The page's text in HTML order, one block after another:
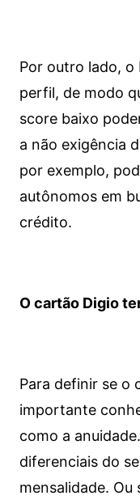
Por outro lado, o
perfil, de modo
score baixo
a não exigência
por exemplo,
autônomos em
crédito.
O cartão Digio
Para definir se o
importante
como a
diferenciais do
mensalidade.